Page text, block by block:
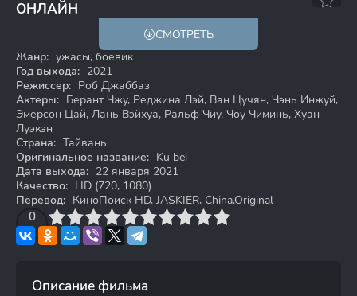
ОНЛАЙН
СМОТРЕТЬ
Жанр: ужасы, боевик
Год выхода: 2021
Режиссер: Роб Джаббаз
Актеры: Берант Чжу, Реджина Лэй, Ван Цучян, Чэнь Инжуй,
Эмерсон Цай, Лань Вэйхуа, Ральф Чиу, Чоу Чиминь, Хуан
Луэкэн
Страна: Тайвань
Оригинальное название: Ku bei
Дата выхода: 22 января 2021
Качество: HD (720, 1080)
Перевод: КиноПоиск HD, JASKIER, China.Original
0
4 6 7 8 9 10
Описание фильма